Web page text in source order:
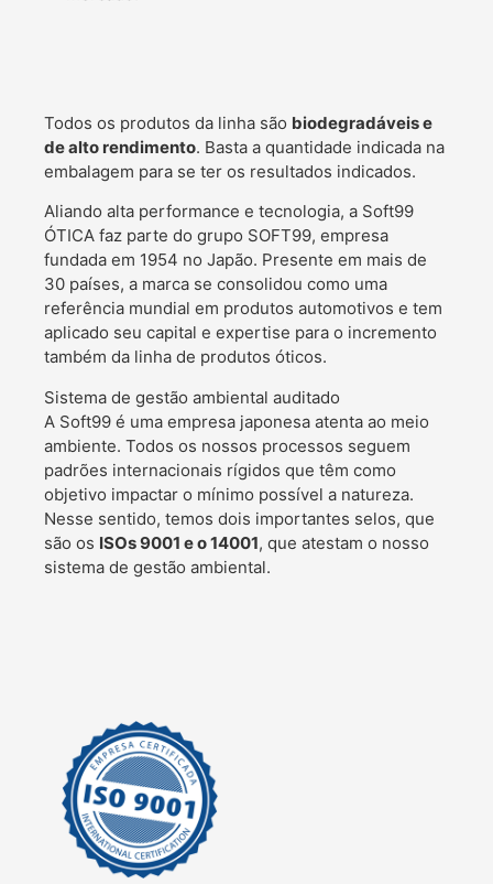
Todos os produtos da linha são biodegradáveis e
de alto rendimento. Basta a quantidade indicada na
embalagem para se ter os resultados indicados.
Aliando alta performance e tecnologia, a Soft99
ÓTICA faz parte do grupo SOFT99, empresa
fundada em 1954 no Japão. Presente em mais de
30 países, a marca se consolidou como uma
referência mundial em produtos automotivos e tem
aplicado seu capital e expertise para o incremento
também da linha de produtos óticos.
Sistema de gestão ambiental auditado
A Soft99 é uma empresa japonesa atenta ao meio
ambiente. Todos os nossos processos seguem
padrões internacionais rígidos que têm como
objetivo impactar o mínimo possível a natureza.
Nesse sentido, temos dois importantes selos, que
são os ISOs 9001 e o 14001, que atestam o nosso
sistema de gestão ambiental.